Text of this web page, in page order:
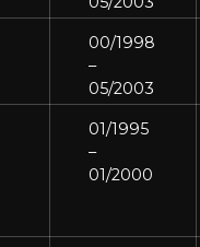
00/1998
–
05/2003
01/1995
–
01/2000